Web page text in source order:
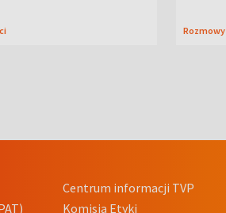
Rozmowy
Centrum informacji TVP
Komisja Etyki